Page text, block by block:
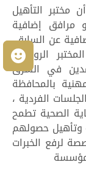
التأهيل
مرافق إضافية
عن السابق،
الروبوتي
في الشرق
بالمحافظة
الفردية ،
الصحية تطمح
وتأهيل حصولهم
لرفع الخبرات